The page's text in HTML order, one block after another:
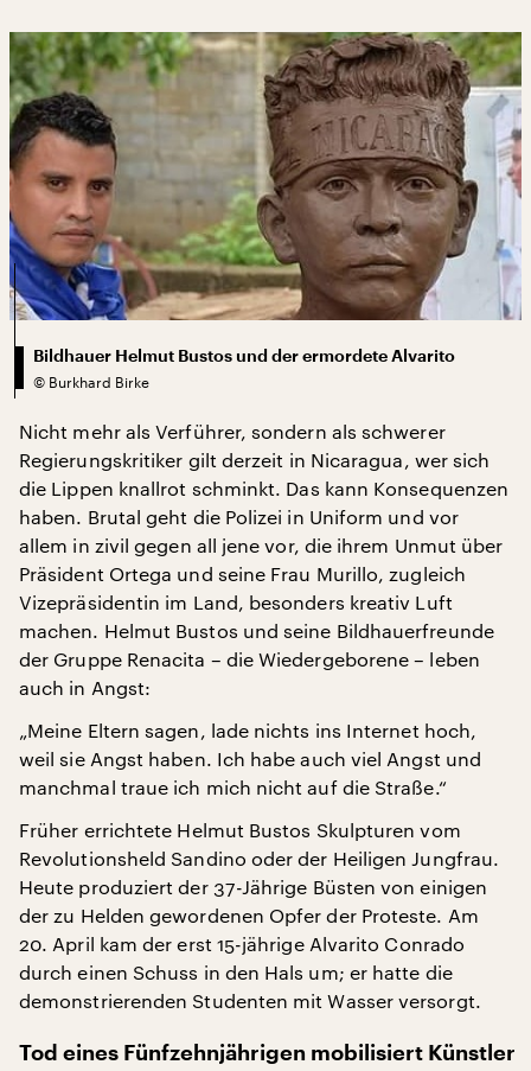
Bildhauer Helmut Bustos und der ermordete Alvarito
© Burkhard Birke
Nicht mehr als Verführer, sondern als schwerer
Regierungskritiker gilt derzeit in Nicaragua, wer sich
die Lippen knallrot schminkt. Das kann Konsequenzen
haben. Brutal geht die Polizei in Uniform und vor
allem in zivil gegen all jene vor, die ihrem Unmut über
Präsident Ortega und seine Frau Murillo, zugleich
Vizepräsidentin im Land, besonders kreativ Luft
machen. Helmut Bustos und seine Bildhauerfreunde
der Gruppe Renacita – die Wiedergeborene – leben
auch in Angst:
„Meine Eltern sagen, lade nichts ins Internet hoch,
weil sie Angst haben. Ich habe auch viel Angst und
manchmal traue ich mich nicht auf die Straße.“
Früher errichtete Helmut Bustos Skulpturen vom
Revolutionsheld Sandino oder der Heiligen Jungfrau.
Heute produziert der 37-Jährige Büsten von einigen
der zu Helden gewordenen Opfer der Proteste. Am
20. April kam der erst 15-jährige Alvarito Conrado
durch einen Schuss in den Hals um; er hatte die
demonstrierenden Studenten mit Wasser versorgt.
Tod eines Fünfzehnjährigen mobilisiert Künstler